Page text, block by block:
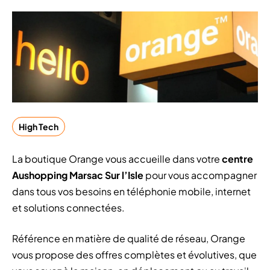
High Tech
La boutique Orange vous accueille dans votrecentre
Aushopping Marsac Sur l’Islepour vous accompagner
dans tous vos besoins en téléphonie mobile, internet
et solutions connectées.
Référence en matière de qualité de réseau, Orange
vous propose des offres complètes et évolutives, que